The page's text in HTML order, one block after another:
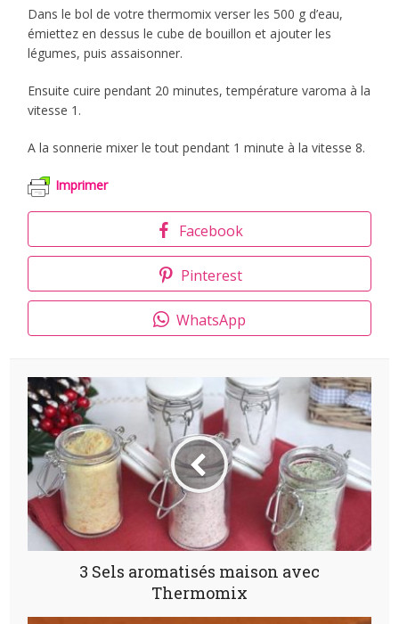
Dans le bol de votre thermomix verser les 500 g d’eau,
émiettez en dessus le cube de bouillon et ajouter les
légumes, puis assaisonner.
Ensuite cuire pendant 20 minutes, température varoma à la
vitesse 1.
A la sonnerie mixer le tout pendant 1 minute à la vitesse 8.
Imprimer
Facebook
Pinterest
WhatsApp
3 Sels aromatisés maison avec
Thermomix